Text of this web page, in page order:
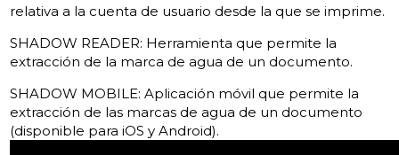
relativa a la cuenta de usuario desde la que se imprime.
SHADOW READER: Herramienta que permite la
extracción de la marca de agua de un documento.
SHADOW MOBILE: Aplicación móvil que permite la
extracción de las marcas de agua de un documento
(disponible para iOS y Android).